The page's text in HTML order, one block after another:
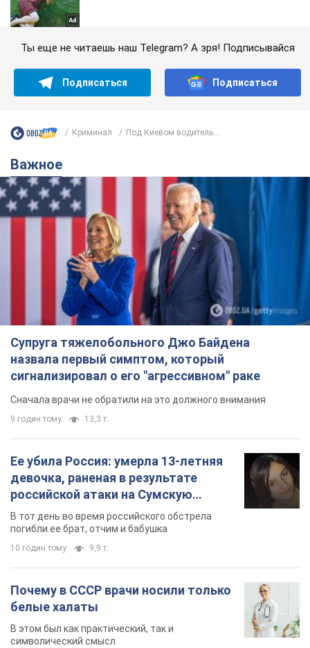
Ты еще не читаешь наш Telegram? А зря! Подписывайся
Подписаться Подписаться
Криминал Под Киевом водитель...
Важное
Супруга тяжелобольного Джо Байдена
назвала первый симптом, который
сигнализировал о его "агрессивном" раке
Сначала врачи не обратили на это должного внимания
9 годин тому 13,3 т.
Ее убила Россия: умерла 13-летняя
девочка, раненая в результате
российской атаки на Сумскую
область. Фото
В тот день во время российского обстрела
погибли ее брат, отчим и бабушка
10 годин тому 9,9 т.
Почему в СССР врачи носили только
белые халаты
В этом был как практический, так и
символический смысл